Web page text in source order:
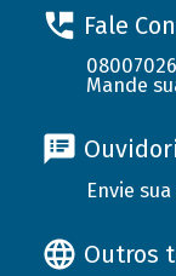
Fale
Mande
Envie
Outros